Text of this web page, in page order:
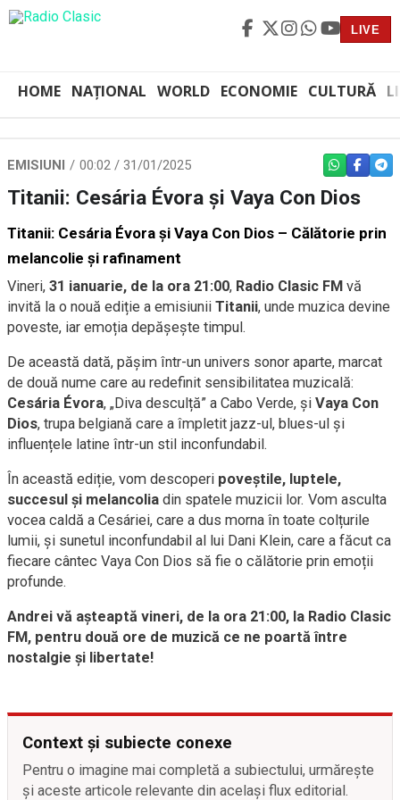
LIVE
HOME NAȚIONAL WORLD ECONOMIE CULTURĂ
EMISIUNI 00:02 / 31/01/2025 WHATSAPP
Titanii: Cesária Évora și Vaya Con Dios
Titanii: Cesária Évora și Vaya Con Dios – Călătorie prin
melancolie și rafinament
Vineri, 31 ianuarie, de la ora 21:00, Radio Clasic FM vă
invită la o nouă ediție a emisiunii Titanii, unde muzica devine
poveste, iar emoția depășește timpul.
De această dată, pășim într-un univers sonor aparte, marcat
de două nume care au redefinit sensibilitatea muzicală:
Cesária Évora, „Diva desculță” a Cabo Verde, și Vaya Con
Dios, trupa belgiană care a împletit jazz-ul, blues-ul și
influențele latine într-un stil inconfundabil.
În această ediție, vom descoperi poveștile, luptele,
succesul și melancolia din spatele muzicii lor. Vom asculta
vocea caldă a Cesáriei, care a dus morna în toate colțurile
lumii, și sunetul inconfundabil al lui Dani Klein, care a făcut ca
fiecare cântec Vaya Con Dios să fie o călătorie prin emoții
profunde.
Andrei vă așteaptă vineri, de la ora 21:00, la Radio Clasic
FM, pentru două ore de muzică ce ne poartă între
nostalgie și libertate!
Context și subiecte conexe
Pentru o imagine mai completă a subiectului, urmărește
și aceste articole relevante din același flux editorial.